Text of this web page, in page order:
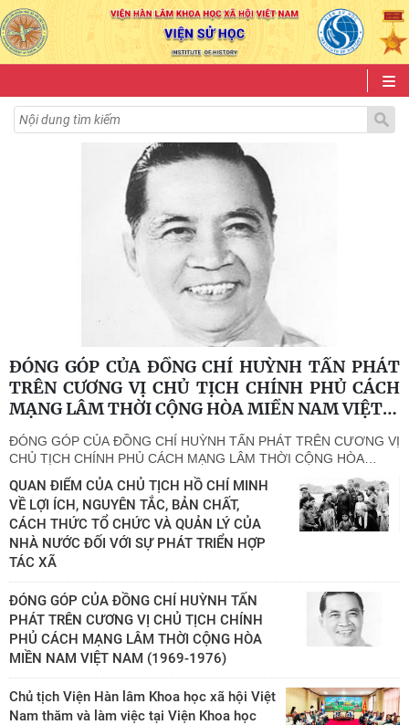
ĐÓNG GÓP CỦA ĐỒNG CHÍ HUỲNH TẤN PHÁT
TRÊN CƯƠNG VỊ CHỦ TỊCH CHÍNH PHỦ CÁCH
MẠNG LÂM THỜI CỘNG HÒA MIỀN NAM VIỆT…
ĐÓNG GÓP CỦA ĐỒNG CHÍ HUỲNH TẤN PHÁT TRÊN CƯƠNG VỊ
CHỦ TỊCH CHÍNH PHỦ CÁCH MẠNG LÂM THỜI CỘNG HÒA
QUAN ĐIỂM CỦA CHỦ TỊCH HỒ CHÍ MINH
VỀ LỢI ÍCH, NGUYÊN TẮC, BẢN CHẤT,
CÁCH THỨC TỔ CHỨC VÀ QUẢN LÝ CỦA
NHÀ NƯỚC ĐỐI VỚI SỰ PHÁT TRIỂN HỢP
TÁC XÃ
ĐÓNG GÓP CỦA ĐỒNG CHÍ HUỲNH TẤN
PHÁT TRÊN CƯƠNG VỊ CHỦ TỊCH CHÍNH
PHỦ CÁCH MẠNG LÂM THỜI CỘNG HÒA
MIỀN NAM VIỆT NAM (1969-1976)
Chủ tịch Viện Hàn lâm Khoa học xã hội Việt
Nam thăm và làm việc tại Viện Khoa học